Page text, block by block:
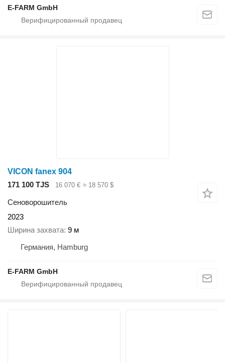
E-FARM GmbH
VICON fanex 904
171 100 TJS
16 070 € ≈ 18 570 $
Сеноворошитель
2023
Ширина захвата 9 м
Германия, Hamburg
E-FARM GmbH